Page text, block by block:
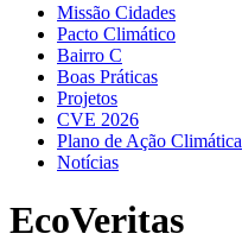
Missão Cidades
Pacto Climático
Bairro C
Boas Práticas
Projetos
CVE 2026
Plano de Ação Climática
Notícias
EcoVeritas